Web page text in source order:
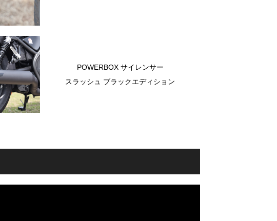
POWERBOX サイレンサー
スラッシュ ブラックエディション